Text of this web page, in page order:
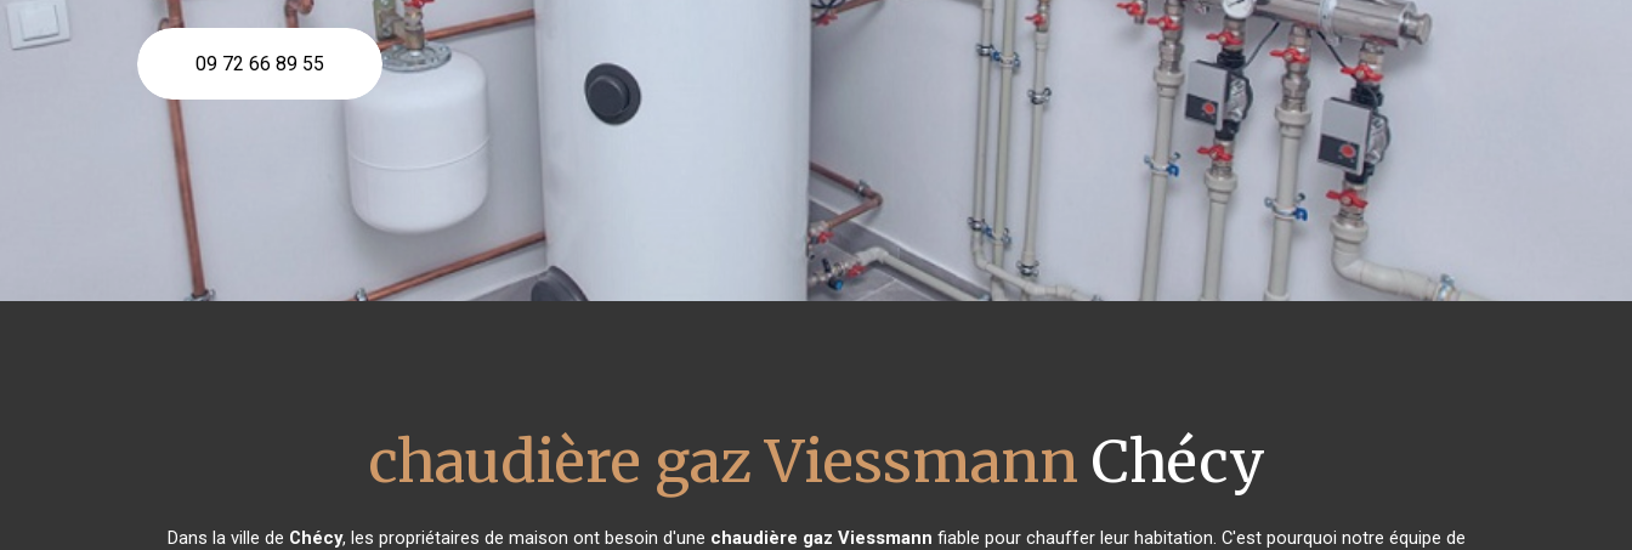
09 72 66 89 55
chaudière gaz Viessmann Chécy
Dans la ville de Chécy, les propriétaires de maison ont besoin d'une chaudière gaz Viessmann fiable pour chauffer leur habitation. C'est pourquoi notre équipe de